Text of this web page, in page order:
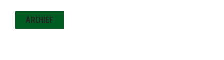
ARCHIEF